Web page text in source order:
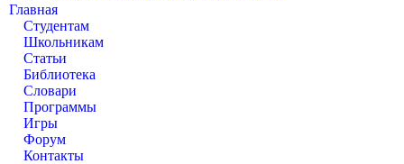
Главная
Студентам
Школьникам
Статьи
Библиотека
Словари
Программы
Игры
Форум
Контакты